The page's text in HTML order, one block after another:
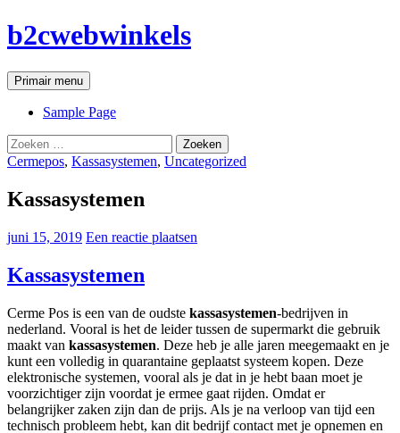
Ga
naar
inhoud
b2cwebwinkels
Zoeken
Primair menu
Sample Page
Zoeken
naar:
Cermepos, Kassasystemen, Uncategorized
Kassasystemen
juni 15, 2019 Een reactie plaatsen
Kassasystemen
Cerme Pos is een van de oudste kassasystemen-bedrijven in
nederland. Vooral is het de leider tussen de supermarkt die gebruik
maakt van kassasystemen. Deze heb je alle jaren meegemaakt en je
kunt een volledig in quarantaine geplaatst systeem kopen. Deze
elektronische systemen, vooral als je dat in je hebt baan moet je
voorzichtiger zijn voordat je ermee gaat rijden. Omdat er
belangrijker zaken zijn dan de prijs. Als je na verloop van tijd een
technisch probleem hebt, kan dit bedrijf contact met je opnemen en